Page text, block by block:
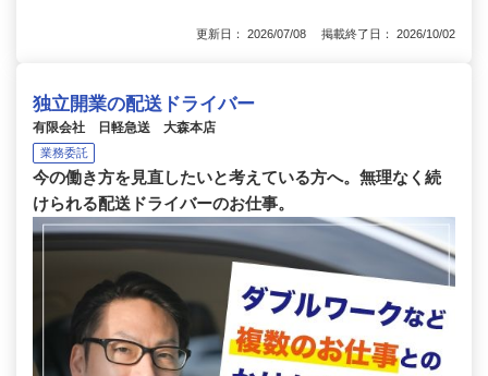
更新日： 2026/07/08 掲載終了日： 2026/10/02
独立開業の配送ドライバー
有限会社 日軽急送 大森本店
業務委託
今の働き方を見直したいと考えている方へ。無理なく続
けられる配送ドライバーのお仕事。